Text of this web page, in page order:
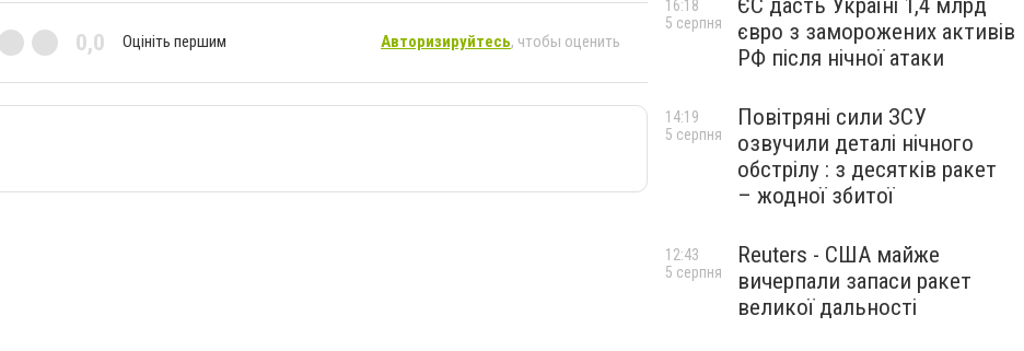
0,0 Оцініть першим Авторизируйтесь, чтобы оценить
ЄС дасть Україні 1,4 млрд
євро з заморожених активів
РФ після нічної атаки
16:18
5 серпня
Повітряні сили ЗСУ
озвучили деталі нічного
обстрілу : з десятків ракет
– жодної збитої
14:19
5 серпня
Reuters - США майже
вичерпали запаси ракет
великої дальності
12:43
5 серпня